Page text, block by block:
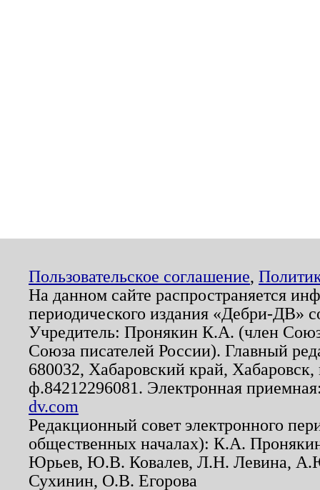
Пользовательское соглашение,
На данном сайте распространяется
периодического издания «Дебри-ДВ»
Учредитель: Пронякин К.А. (член
Союза писателей России). Главный
680032, Хабаровский край,
ф.84212296081. Электронная
dv.com
Редакционный совет электронного
общественных началах): К.А.
Юрьев, Ю.В. Ковалев, Л.Н. Левина,
Сухинин, О.В. Егорова